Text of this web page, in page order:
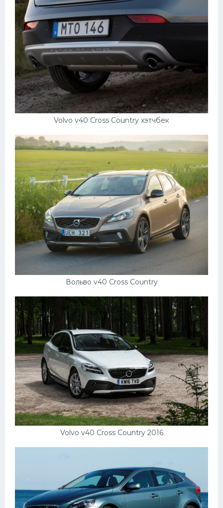
Volvo v40 Cross Country хэтчбек
Вольво v40 Cross Country
Volvo v40 Cross Country 2016